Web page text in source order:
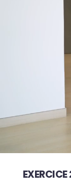
EXERCICE